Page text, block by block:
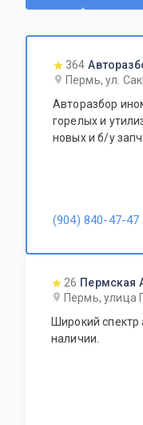
364
Пермь, ул.
Авторазбор
горелых и
новых и б/у
(904) 840-47-47
26 Пермская
Пермь, улица
Широкий спектр
наличии.